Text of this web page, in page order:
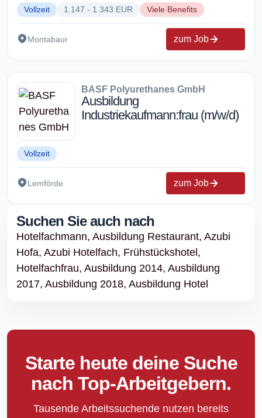
Vollzeit 1.147 - 1.343 EUR Viele Benefits
Montabaur zum Job
BASF Polyurethanes GmbH
Ausbildung
Industriekaufmann:frau (m/w/d)
Vollzeit
Lemförde zum Job
Suchen Sie auch nach
Hotelfachmann, Ausbildung Restaurant, Azubi
Hofa, Azubi Hotelfach, Frühstückshotel,
Hotelfachfrau, Ausbildung 2014, Ausbildung
2017, Ausbildung 2018, Ausbildung Hotel
Starte heute deine Suche
nach Top-Arbeitgebern.
Tausende Arbeitssuchende nutzen bereits